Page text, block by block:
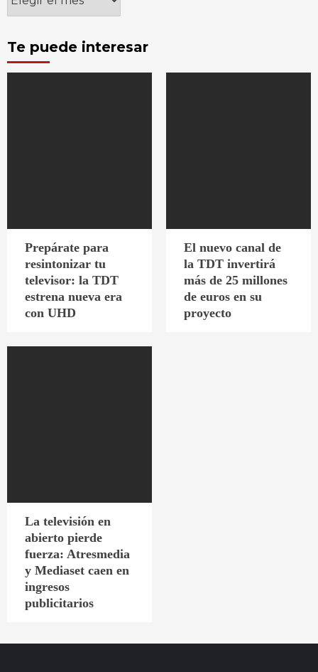
Te puede interesar
Prepárate para
resintonizar tu
televisor: la TDT
estrena nueva era
con UHD
El nuevo canal de
la TDT invertirá
más de 25 millones
de euros en su
proyecto
La televisión en
abierto pierde
fuerza: Atresmedia
y Mediaset caen en
ingresos
publicitarios